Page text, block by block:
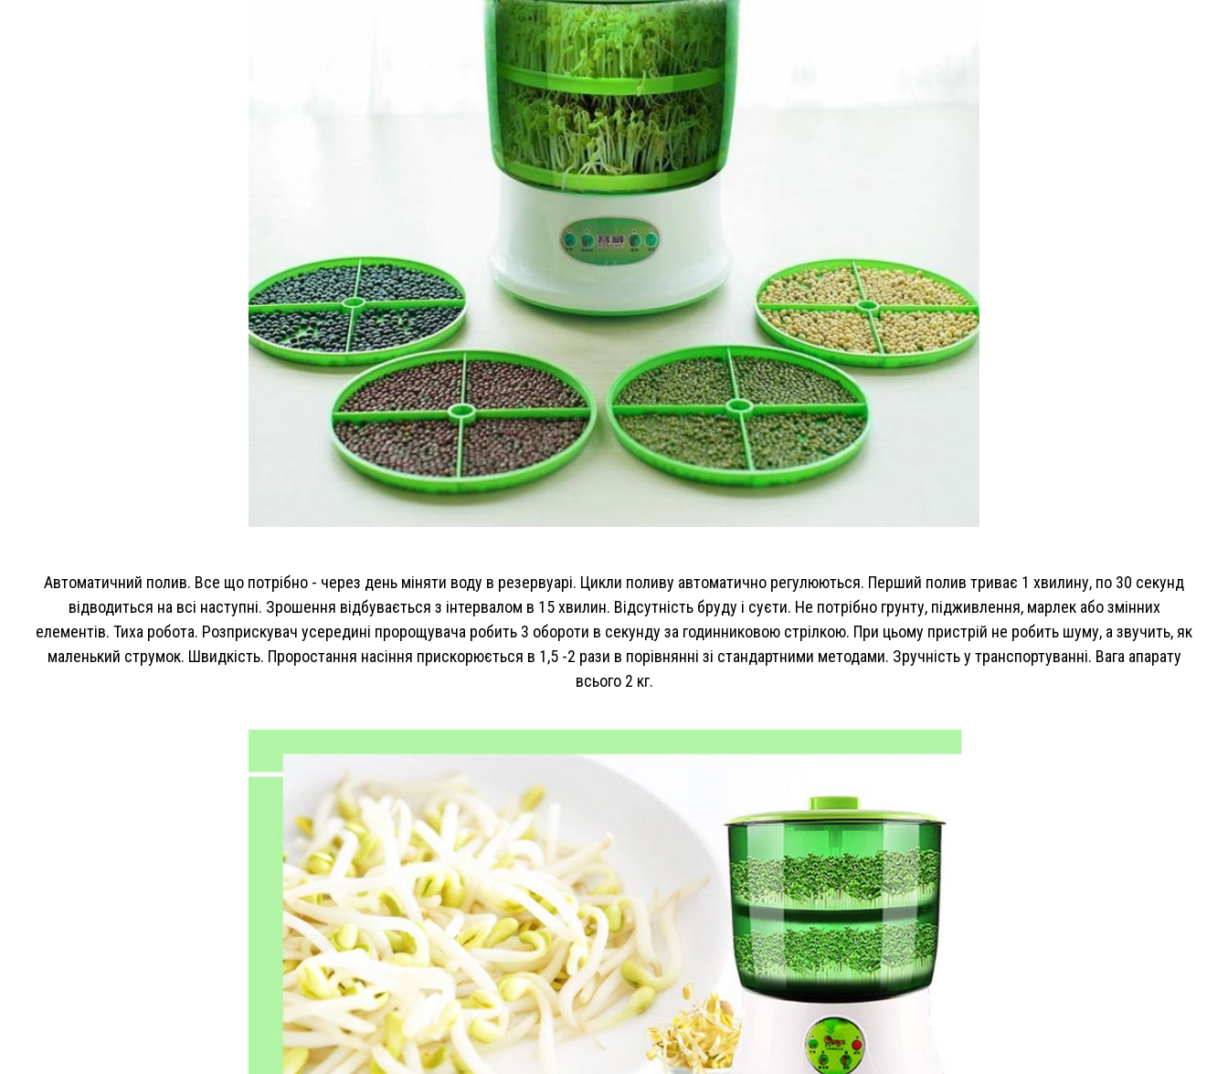
Автоматичний полив. Все що потрібно - через день міняти воду в резервуарі. Цикли поливу автоматично регулюються. Перший полив триває 1 хвилину, по 30 секунд
відводиться на всі наступні. Зрошення відбувається з інтервалом в 15 хвилин. Відсутність бруду і суєти. Не потрібно грунту, підживлення, марлек або змінних
елементів. Тиха робота. Розприскувач усередині пророщувача робить 3 обороти в секунду за годинниковою стрілкою. При цьому пристрій не робить шуму, а звучить, як
маленький струмок. Швидкість. Проростання насіння прискорюється в 1,5 -2 рази в порівнянні зі стандартними методами. Зручність у транспортуванні. Вага апарату
всього 2 кг.